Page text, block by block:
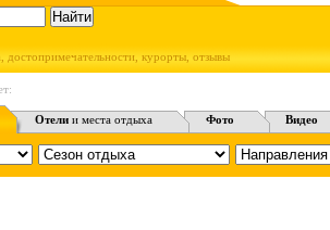
достопримечательности, курорты, отзывы
Отели и места отдыха Фото Видео